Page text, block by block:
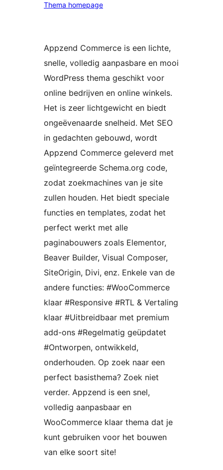
Thema homepage
Appzend Commerce is een lichte,
snelle, volledig aanpasbare en mooi
WordPress thema geschikt voor
online bedrijven en online winkels.
Het is zeer lichtgewicht en biedt
ongeëvenaarde snelheid. Met SEO
in gedachten gebouwd, wordt
Appzend Commerce geleverd met
geïntegreerde Schema.org code,
zodat zoekmachines van je site
zullen houden. Het biedt speciale
functies en templates, zodat het
perfect werkt met alle
paginabouwers zoals Elementor,
Beaver Builder, Visual Composer,
SiteOrigin, Divi, enz. Enkele van de
andere functies: #WooCommerce
klaar #Responsive #RTL & Vertaling
klaar #Uitbreidbaar met premium
add-ons #Regelmatig geüpdatet
#Ontworpen, ontwikkeld,
onderhouden. Op zoek naar een
perfect basisthema? Zoek niet
verder. Appzend is een snel,
volledig aanpasbaar en
WooCommerce klaar thema dat je
kunt gebruiken voor het bouwen
van elke soort site!